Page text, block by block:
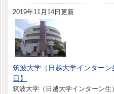
2019年11月14日更新
筑波大学（日越大学インター
日】
筑波大学（日越大学インターン生